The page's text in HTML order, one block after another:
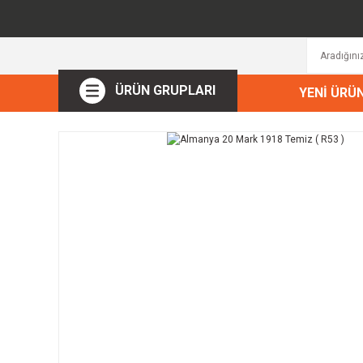
ÜRÜN GRUPLARI YENİ